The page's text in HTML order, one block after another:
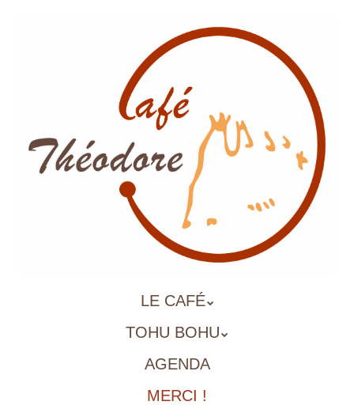
LE CAFÉ
TOHU BOHU
AGENDA
MERCI !